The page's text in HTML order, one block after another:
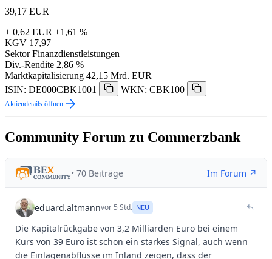
39,17 EUR
+ 0,62 EUR +1,61 %
KGV 17,97
Sektor Finanzdienstleistungen
Div.-Rendite 2,86 %
Marktkapitalisierung 42,15 Mrd. EUR
ISIN: DE000CBK1001
WKN: CBK100
Aktiendetails öffnen
Community Forum zu Commerzbank